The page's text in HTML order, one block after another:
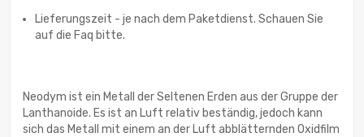
Lieferungszeit - je nach dem Paketdienst. Schauen Sie
auf die Faq bitte.
Neodym ist ein Metall der Seltenen Erden aus der Gruppe der
Lanthanoide. Es ist an Luft relativ beständig, jedoch kann
sich das Metall mit einem an der Luft abblätternden Oxidfilm